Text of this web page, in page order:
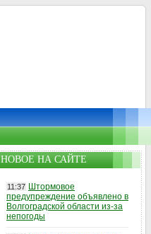
НОВОЕ НА САЙТЕ
11:37 Штормовое
предупреждение объявлено в
Волгоградской области из-за
непогоды